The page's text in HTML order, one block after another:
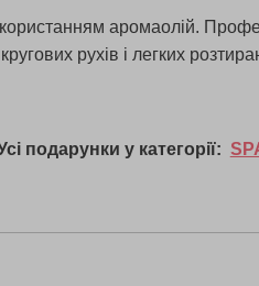
аромаолій.
рухів і легких
подарунки у категорії: